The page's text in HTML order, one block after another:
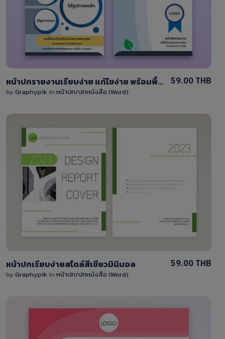
หน้าปกรายงานเรียบง่าย แก้ไขง่าย พร้อมพื้นที่ใส่รูป
by Graphypik in หน้าปก/ปกหนังสือ (Word)
59.00 THB
1 Sale
หน้าปกเรียบง่ายสไตล์สีเขียวมินิมอล
by Graphypik in หน้าปก/ปกหนังสือ (Word)
59.00 THB